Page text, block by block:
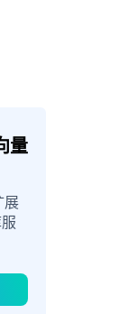
量
展